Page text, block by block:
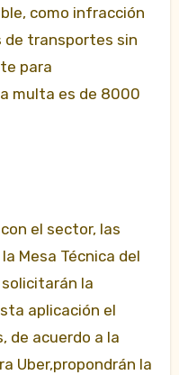
como infracción
de transportes sin
para
multa es de 8000
el sector, las
Mesa Técnica del
solicitarán la
aplicación el
de acuerdo a la
Uber,propondrán la